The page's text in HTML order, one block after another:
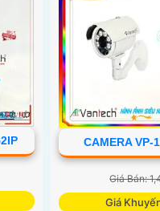
CAMERA VP-
Giá Bán:
Giá